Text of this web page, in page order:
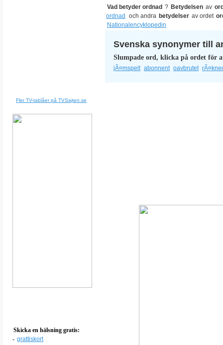
Fler TV-tablåer på TVSajten.se
Skicka en hälsning gratis:
- grattiskort
Vad betyder ordnad ? Betydelsen av
ordnad
och andra betydelser av ordet
Nationalencyklopedin
Svenska synonymer till
Slumpade ord, klicka på ordet för
jÃ¤mspelt abonnent oavbrutet